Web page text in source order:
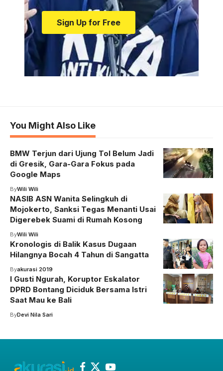
Sign Up for Free
You Might Also Like
BMW Terjun dari Ujung Tol Belum Jadi
di Gresik, Gara-Gara Fokus pada
Google Maps
ByWili Wili
NASIB ASN Wanita Selingkuh di
Mojokerto, Sanksi Tegas Menanti Usai
Digerebek Suami di Rumah Kosong
ByWili Wili
Kronologis di Balik Kasus Dugaan
Hilangnya Bocah 4 Tahun di Sangatta
Byakurasi 2019
I Gusti Ngurah, Koruptor Eskalator
DPRD Bontang Diciduk Bersama Istri
Saat Mau ke Bali
ByDevi Nila Sari